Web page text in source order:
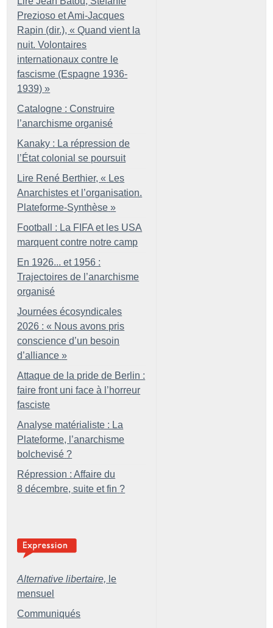
Prezioso et Ami-Jacques
Rapin (dir.), « Quand vient la
nuit. Volontaires
internationaux contre le
fascisme (Espagne 1936-
1939) »
Catalogne : Construire
l’anarchisme organisé
Kanaky : La répression de
l’État colonial se poursuit
Lire René Berthier, « Les
Anarchistes et l’organisation.
Plateforme-Synthèse »
Football : La FIFA et les USA
marquent contre notre camp
En 1926... et 1956 :
Trajectoires de l’anarchisme
organisé
Journées écosyndicales
2026 : « Nous avons pris
conscience d’un besoin
d’alliance »
Attaque de la pride de Berlin :
faire front uni face à l’horreur
fasciste
Analyse matérialiste : La
Plateforme, l’anarchisme
bolchevisé ?
Répression : Affaire du
8 décembre, suite et fin ?
Alternative libertaire, le
mensuel
Communiqués